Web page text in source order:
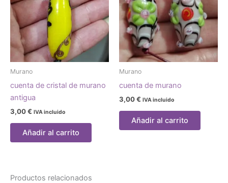
Murano
cuenta de cristal de murano
antigua
3,00€ IVA incluido
Añadir al carrito
Murano
cuenta de murano
3,00€ IVA incluido
Añadir al carrito
Productos relacionados